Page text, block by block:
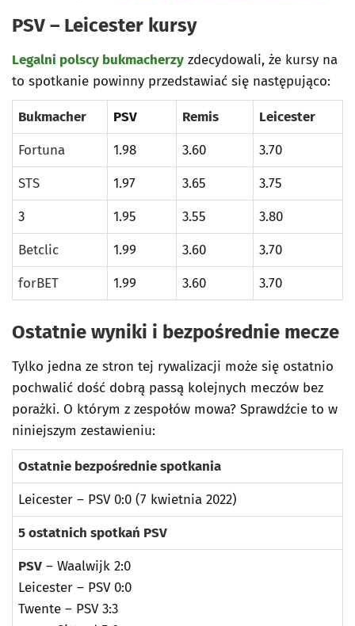
PSV – Leicester kursy
Legalni polscy bukmacherzy zdecydowali, że kursy na
to spotkanie powinny przedstawiać się następująco:
Bukmacher PSV Remis
Leicester
Fortuna
1.98 3.60
3.70
STS
1.97 3.65
3.75
3
1.95 3.55
3.80
Betclic
1.99 3.60
3.70
forBET
1.99 3.60 3.70
Ostatnie wyniki i bezpośrednie mecze
Tylko jedna ze stron tej rywalizacji może się ostatnio
pochwalić dość dobrą passą kolejnych meczów bez
porażki. O którym z zespołów mowa? Sprawdźcie to w
niniejszym zestawieniu:
Ostatnie bezpośrednie spotkania
Leicester – PSV 0:0 (7 kwietnia 2022)
5 ostatnich spotkań PSV
PSV – Waalwijk 2:0
Leicester – PSV 0:0
Twente – PSV 3:3